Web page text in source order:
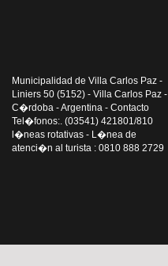
Municipalidad de Villa Carlos Paz -
Liniers 50 (5152) - Villa Carlos Paz -
C�rdoba - Argentina - Contacto
Tel�fonos:. (03541) 421801/810
l�neas rotativas - L�nea de
atenci�n al turista : 0810 888 2729